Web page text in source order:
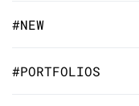
#NEW
#PORTFOLIOS